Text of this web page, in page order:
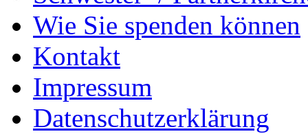
Wie Sie spenden können
Kontakt
Impressum
Datenschutzerklärung